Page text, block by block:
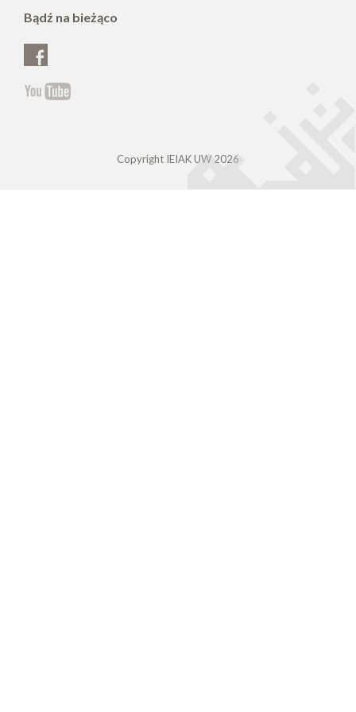
Bądź na bieżąco
Copyright IEIAK UW 2026